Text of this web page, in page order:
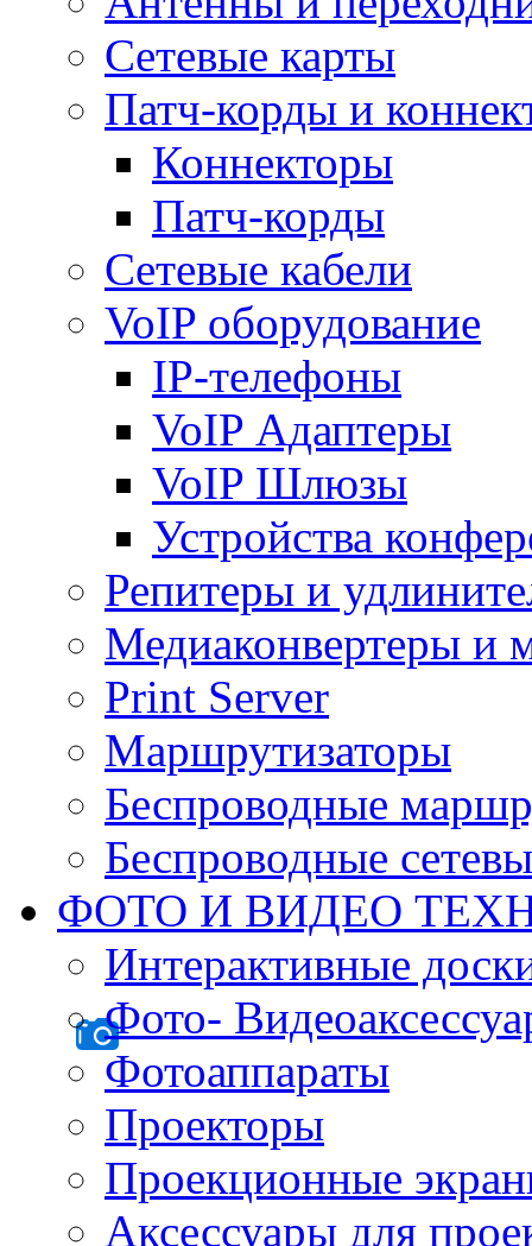
Сетевые карты
Патч-корды и
Коннекторы
Патч-корды
Сетевые кабели
VoIP оборудование
IP-телефоны
VoIP Адаптеры
VoIP Шлюзы
Устройства
Репитеры и
Медиаконвертеры и
Print Server
Маршрутизаторы
Беспроводные
Беспроводные
ФОТО И ВИДЕО
Интерактивные
Фото-
Фотоаппараты
Проекторы
Проекционные
Аксессуары для